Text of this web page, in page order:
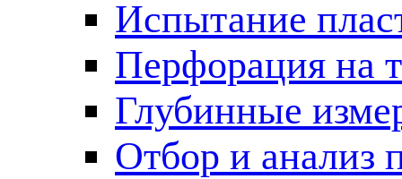
Испытание
Перфорация на
Глубинные
Отбор и анализ